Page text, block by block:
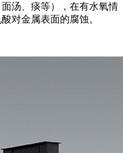
汤、痰等），在有水氧情
对金属表面的腐蚀。